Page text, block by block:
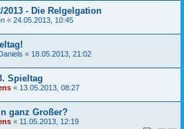
2013 - Die Relgelgation
« 24.05.2013, 10:45
« 18.05.2013, 21:02
Spieltag
« 13.05.2013, 08:27
ganz Großer?
« 11.05.2013, 12:19